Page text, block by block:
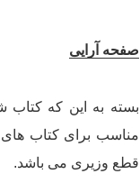
صفحه آرایی
بسته به این که
مناسب برای کتاب
قطع وزیری می باشد.